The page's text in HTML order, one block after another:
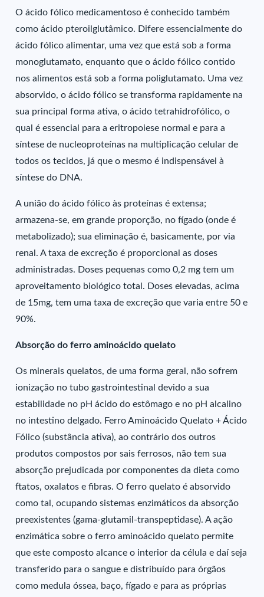
O ácido fólico medicamentoso é conhecido também
como ácido pteroilglutâmico. Difere essencialmente do
ácido fólico alimentar, uma vez que está sob a forma
monoglutamato, enquanto que o ácido fólico contido
nos alimentos está sob a forma poliglutamato. Uma vez
absorvido, o ácido fólico se transforma rapidamente na
sua principal forma ativa, o ácido tetrahidrofólico, o
qual é essencial para a eritropoiese normal e para a
síntese de nucleoproteínas na multiplicação celular de
todos os tecidos, já que o mesmo é indispensável à
síntese do DNA.
A união do ácido fólico às proteínas é extensa;
armazena-se, em grande proporção, no fígado (onde é
metabolizado); sua eliminação é, basicamente, por via
renal. A taxa de excreção é proporcional as doses
administradas. Doses pequenas como 0,2 mg tem um
aproveitamento biológico total. Doses elevadas, acima
de 15mg, tem uma taxa de excreção que varia entre 50 e
90%.
Absorção do ferro aminoácido quelato
Os minerais quelatos, de uma forma geral, não sofrem
ionização no tubo gastrointestinal devido a sua
estabilidade no pH ácido do estômago e no pH alcalino
no intestino delgado. Ferro Aminoácido Quelato + Ácido
Fólico (substância ativa), ao contrário dos outros
produtos compostos por sais ferrosos, não tem sua
absorção prejudicada por componentes da dieta como
ftatos, oxalatos e fibras. O ferro quelato é absorvido
como tal, ocupando sistemas enzimáticos da absorção
preexistentes (gama-glutamil-transpeptidase). A ação
enzimática sobre o ferro aminoácido quelato permite
que este composto alcance o interior da célula e daí seja
transferido para o sangue e distribuído para órgãos
como medula óssea, baço, fígado e para as próprias